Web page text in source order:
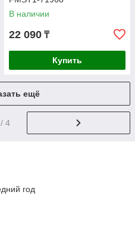
В наличии
22 090 ₸
Купить
ещё
/ 4
год